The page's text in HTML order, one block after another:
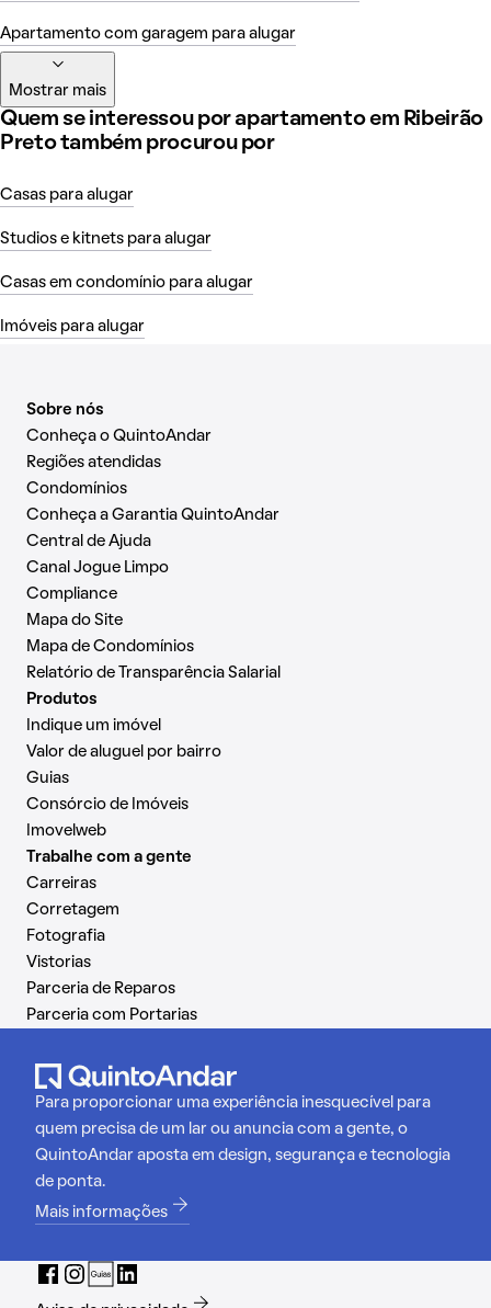
Apartamento com garagem para alugar
Mostrar mais
Quem se interessou por apartamento em Ribeirão
Preto também procurou por
Casas para alugar
Studios e kitnets para alugar
Casas em condomínio para alugar
Imóveis para alugar
Sobre nós
Conheça o QuintoAndar
Regiões atendidas
Condomínios
Conheça a Garantia QuintoAndar
Central de Ajuda
Canal Jogue Limpo
Compliance
Mapa do Site
Mapa de Condomínios
Relatório de Transparência Salarial
Produtos
Indique um imóvel
Valor de aluguel por bairro
Guias
Consórcio de Imóveis
Imovelweb
Trabalhe com a gente
Carreiras
Corretagem
Fotografia
Vistorias
Parceria de Reparos
Parceria com Portarias
Para proporcionar uma experiência inesquecível para
quem precisa de um lar ou anuncia com a gente, o
QuintoAndar aposta em design, segurança e tecnologia
de ponta.
Mais informações